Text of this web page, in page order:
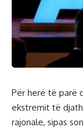
Për herë të parë
ekstremit të
rajonale, sipas